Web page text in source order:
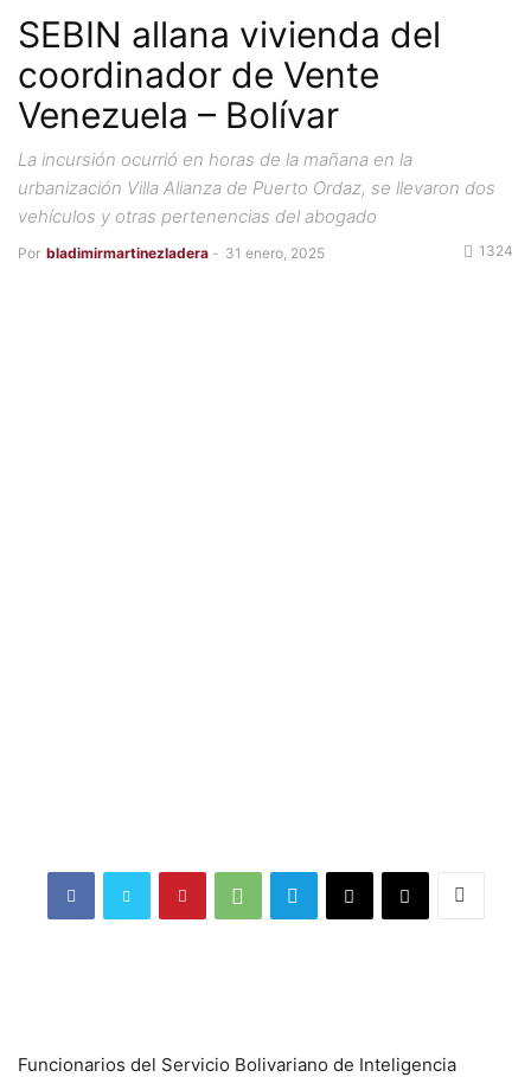
SEBIN allana vivienda del
coordinador de Vente
Venezuela – Bolívar
La incursión ocurrió en horas de la mañana en la
urbanización Villa Alianza de Puerto Ordaz, se llevaron dos
vehículos y otras pertenencias del abogado
Por bladimirmartinezladera - 31 enero, 2025 1324
Funcionarios del Servicio Bolivariano de Inteligencia